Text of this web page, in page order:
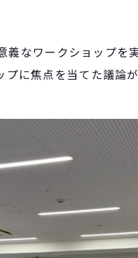
なワークショップを
に焦点を当てた議論